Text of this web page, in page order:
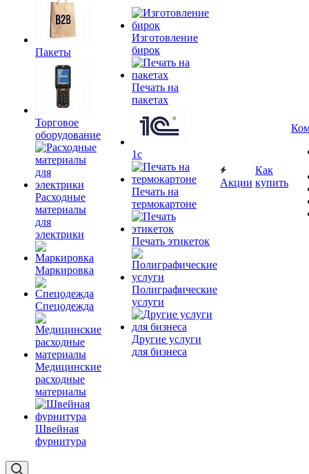
Пакеты
Торговое
оборудование
Расходные
материалы
для
электрики
Маркировка
Спецодежда
Медицинские
расходные
материалы
Швейная
фурнитура
Изготовление
бирок
Печать на
пакетах
1c
Печать на
термокартоне
Печать этикеток
Полиграфические
услуги
Другие услуги
для бизнеса
Акции
Как
купить